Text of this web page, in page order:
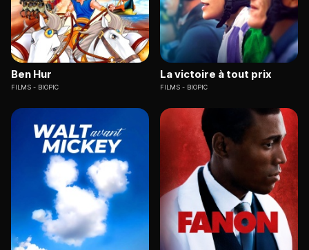
Ben Hur
FILMS BIOPIC
La victoire à tout prix
FILMS BIOPIC